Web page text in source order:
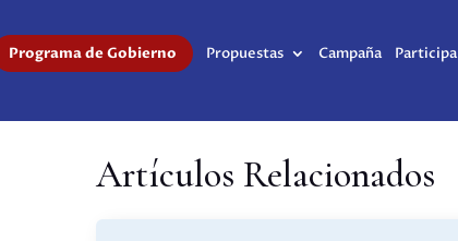
Programa de Gobierno Propuestas Campaña Participa
Artículos Relacionados